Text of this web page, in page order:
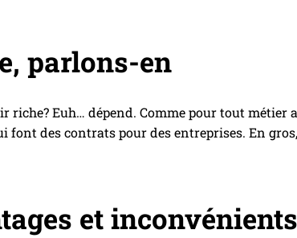
parlons-en
riche? Euh… dépend. Comme pour tout
font des contrats pour des entreprises. En
et inconvénients